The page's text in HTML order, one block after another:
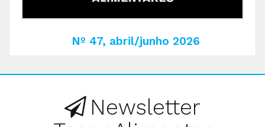
Nº 47, abril/junho 2026
Newsletter